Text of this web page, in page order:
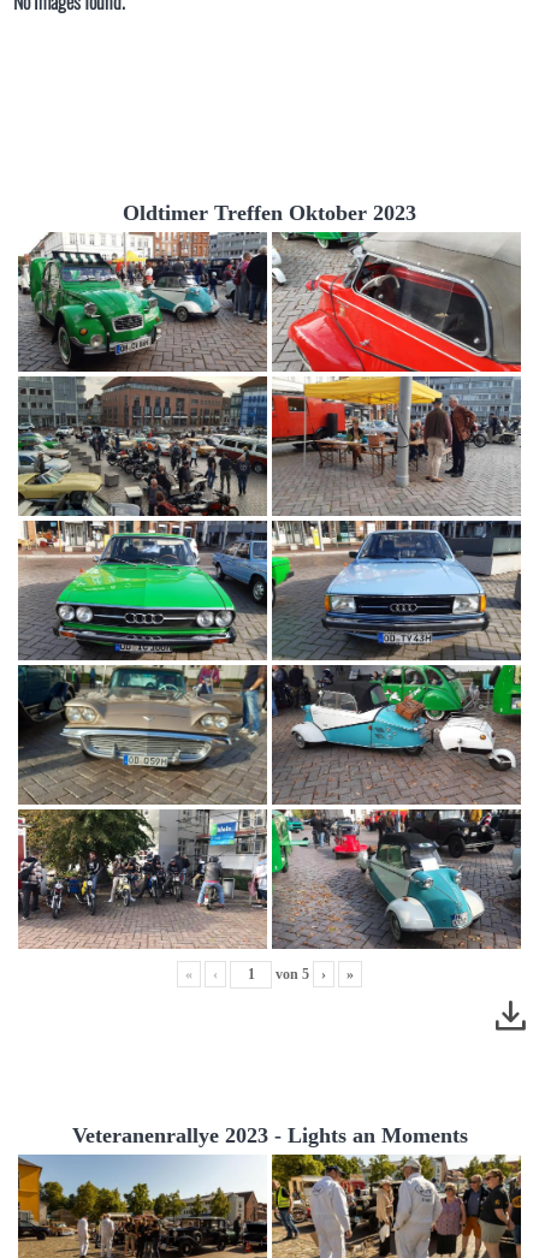
Oldtimer Treffen Oktober 2023
« ‹ von 5 › »
Veteranenrallye 2023 - Lights an Moments